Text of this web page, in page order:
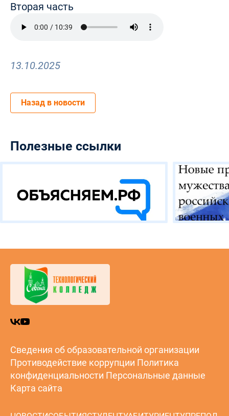
Вторая часть
13.10.2025
Назад в новости
Полезные ссылки
Сведения об образовательной организации
Противодействие коррупции Политика
конфиденциальности Персональные данные
Карта сайта